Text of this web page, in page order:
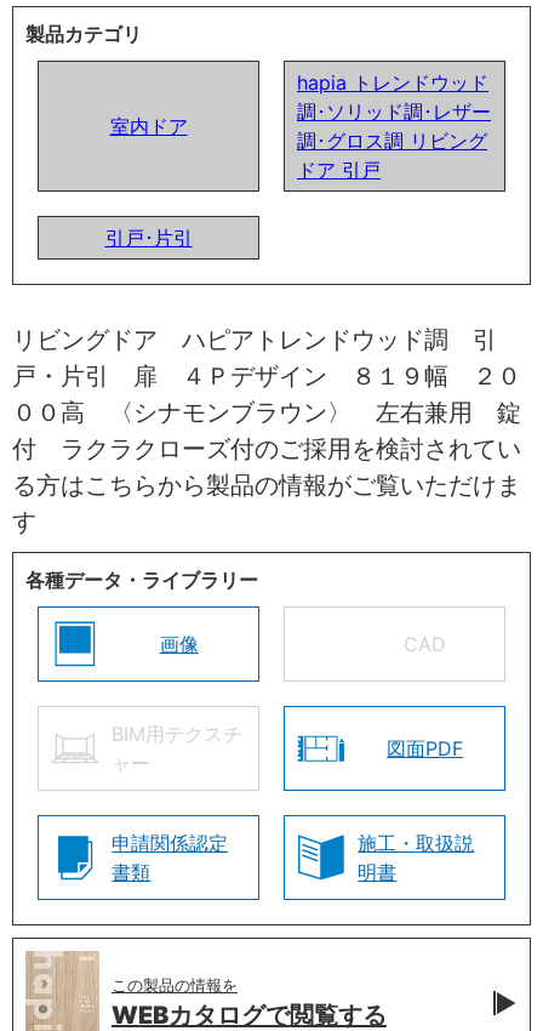
製品カテゴリ
室内ドア
hapia トレンドウッド
調･ソリッド調･レザー
調･グロス調 リビング
ドア 引戸
引戸･片引
リビングドア ハピアトレンドウッド調 引
戸・片引 扉 ４Ｐデザイン ８１９幅 ２０
００高 〈シナモンブラウン〉 左右兼用 錠
付 ラクラクローズ付のご採用を検討されてい
る方はこちらから製品の情報がご覧いただけま
す
各種データ・ライブラリー
画像 CAD
BIM用テクスチ
ャー
図面PDF
申請関係認定
書類
施工・取扱説
明書
この製品の情報を
WEBカタログで閲覧する